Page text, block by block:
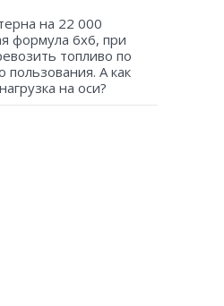
на 22 000
формула 6х6, при
топливо по
А как
на оси?